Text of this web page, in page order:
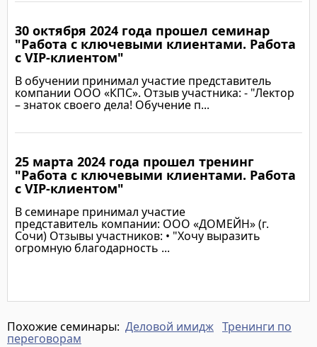
Подробнее
30 октября 2024 года прошел семинар
"Работа с ключевыми клиентами. Работа
с VIP-клиентом"
В обучении принимал участие представитель
компании ООО «КПС». Отзыв участника: - "Лектор
– знаток своего дела! Обучение п...
Подробнее
25 марта 2024 года прошел тренинг
"Работа с ключевыми клиентами. Работа
с VIP-клиентом"
В семинаре принимал участие
представитель компании: ООО «ДОМЕЙН» (г.
Сочи) Отзывы участников: • "Хочу выразить
огромную благодарность ...
Похожие семинары: Деловой имидж Тренинги по
переговорам